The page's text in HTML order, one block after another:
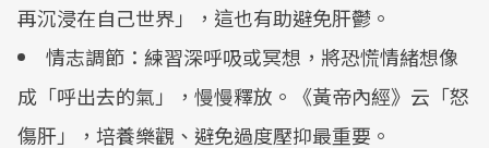
再沉浸在自己世界」，這也有助避免肝鬱。
情志調節：練習深呼吸或冥想，將恐慌情緒想像
成「呼出去的氣」，慢慢釋放。《黃帝內經》云「怒
傷肝」，培養樂觀、避免過度壓抑最重要。